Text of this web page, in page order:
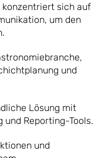
sich auf
um den
und
Lösung mit
Reporting-Tools.
und